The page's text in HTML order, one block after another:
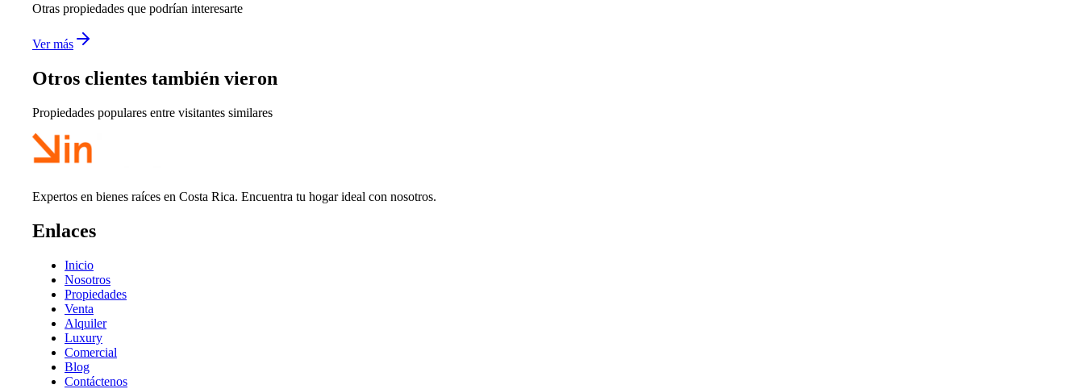
Otras propiedades que podrían interesarte
Ver más
Otros clientes también vieron
Propiedades populares entre visitantes similares
Expertos en bienes raíces en Costa Rica. Encuentra tu hogar ideal con nosotros.
Enlaces
Inicio
Nosotros
Propiedades
Venta
Alquiler
Luxury
Comercial
Blog
Contáctenos